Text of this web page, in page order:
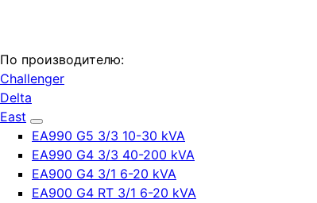
По производителю:
Challenger
Delta
East
EA990 G5 3/3 10-30 kVA
EA990 G4 3/3 40-200 kVA
EA900 G4 3/1 6-20 kVA
EA900 G4 RT 3/1 6-20 kVA